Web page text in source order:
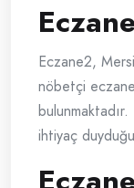
Eczane2,
nöbetçi
ihtiyaç